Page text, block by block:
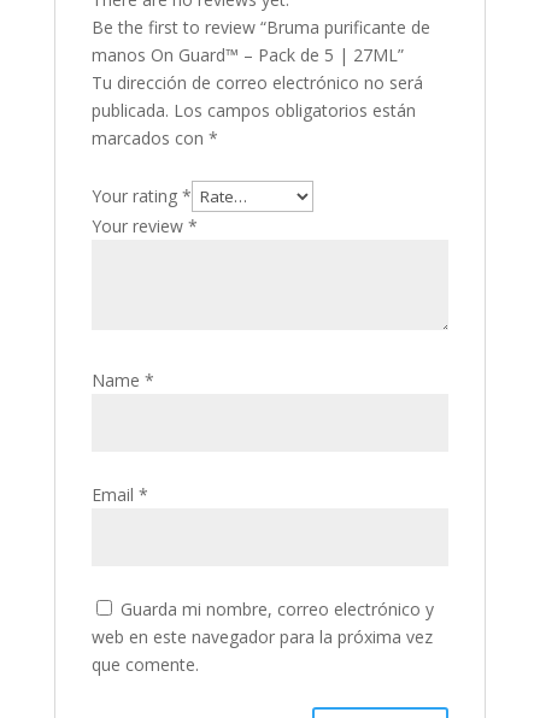
Be the first to review “Bruma purificante de
manos On Guard™ – Pack de 5 | 27ML”
Tu dirección de correo electrónico no será
publicada. Los campos obligatorios están
marcados con *
Your rating *
Your review *
Name *
Email *
Guarda mi nombre, correo electrónico y
web en este navegador para la próxima vez
que comente.